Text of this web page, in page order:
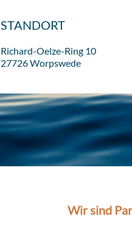
STANDORT
Richard-Oelze-Ring 10
27726 Worpswede
Wir sind